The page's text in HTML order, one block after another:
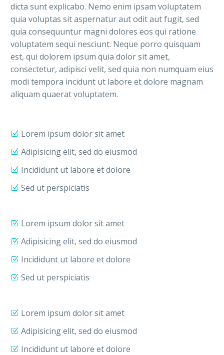
dicta sunt explicabo. Nemo enim ipsam voluptatem
quia voluptas sit aspernatur aut odit aut fugit, sed
quia consequuntur magni dolores eos qui ratione
voluptatem sequi nesciunt. Neque porro quisquam
est, qui dolorem ipsum quia dolor sit amet,
consectetur, adipisci velit, sed quia non numquam eius
modi tempora incidunt ut labore et dolore magnam
aliquam quaerat voluptatem.
Lorem ipsum dolor sit amet
Adipisicing elit, sed do eiusmod
Incididunt ut labore et dolore
Sed ut perspiciatis
Lorem ipsum dolor sit amet
Adipisicing elit, sed do eiusmod
Incididunt ut labore et dolore
Sed ut perspiciatis
Lorem ipsum dolor sit amet
Adipisicing elit, sed do eiusmod
Incididunt ut labore et dolore